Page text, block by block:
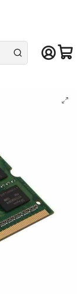
en el gran
DDR3L, Para